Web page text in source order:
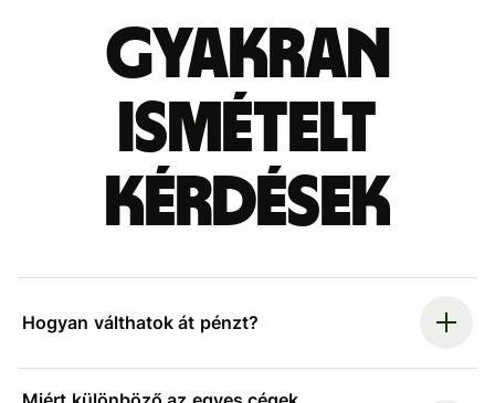
Gyakran
ismételt
kérdések
Hogyan válthatok át pénzt?